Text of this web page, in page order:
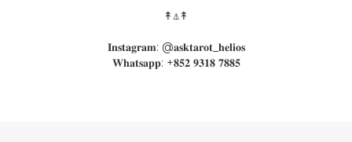
↟⍋↟
𝐈𝐧𝐬𝐭𝐚𝐠𝐫𝐚𝐦: @𝐚𝐬𝐤𝐭𝐚𝐫𝐨𝐭_𝐡𝐞𝐥𝐢𝐨𝐬
𝐖𝐡𝐚𝐭𝐬𝐚𝐩𝐩: +𝟖𝟓𝟐 𝟗𝟑𝟏𝟖 𝟕𝟖𝟖𝟓